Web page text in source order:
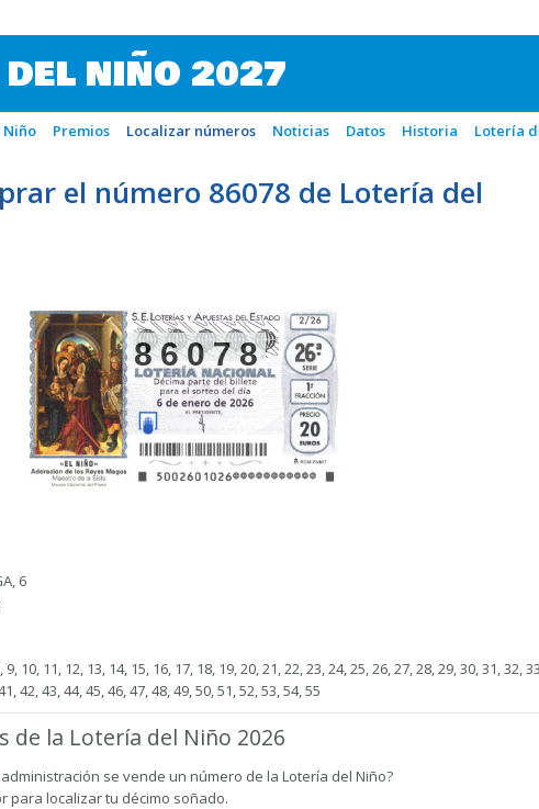
DEL NIÑO 2027
Niño Premios Localizar números Noticias Datos Historia Lotería
el número 86078 de Lotería del
86078
6
9, 10, 11, 12, 13, 14, 15, 16, 17, 18, 19, 20, 21, 22, 23, 24, 25, 26, 27, 28, 29, 30, 31, 32,
42, 43, 44, 45, 46, 47, 48, 49, 50, 51, 52, 53, 54, 55
de la Lotería del Niño 2026
se vende un número de la Lotería del Niño?
para localizar tu décimo soñado.